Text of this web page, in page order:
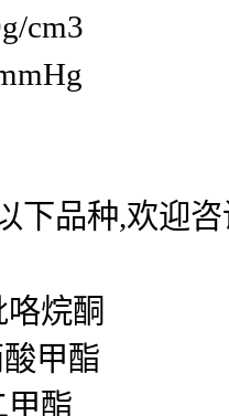
cm3
下品种,欢迎
烷酮
甲酯
甲酯